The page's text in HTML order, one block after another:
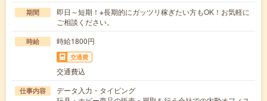
期間
即日～短期！※長期的にガッツリ稼ぎたい方もOK！お気軽に
ご相談ください。
時給 時給1800円
交通費
交通費込
仕事内容
データ入力・タイピング